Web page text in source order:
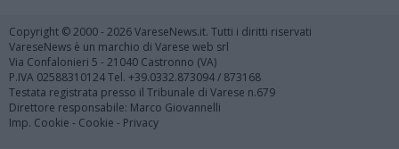
Copyright © 2000 - 2026 VareseNews.it. Tutti i diritti riservati
VareseNews è un marchio di Varese web srl
Via Confalonieri 5 - 21040 Castronno (VA)
P.IVA 02588310124 Tel. +39.0332.873094 / 873168
Testata registrata presso il Tribunale di Varese n.679
Direttore responsabile: Marco Giovannelli
Imp. Cookie - Cookie - Privacy